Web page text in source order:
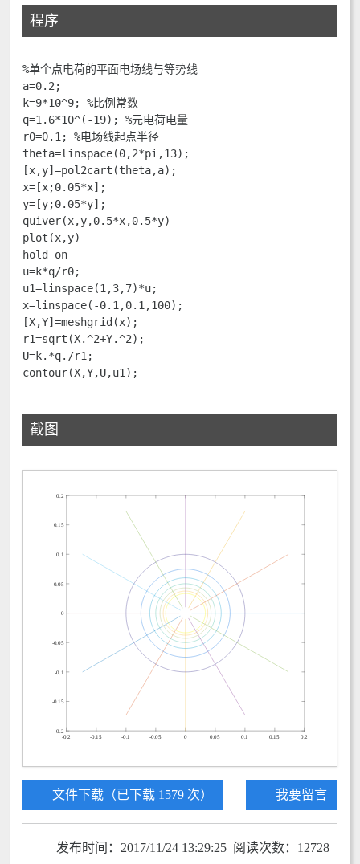
程序
%单个点电荷的平面电场线与等势线
a=0.2;
k=9*10^9; %比例常数
q=1.6*10^(-19); %元电荷电量
r0=0.1; %电场线起点半径
theta=linspace(0,2*pi,13);
[x,y]=pol2cart(theta,a);
x=[x;0.05*x];
y=[y;0.05*y];
quiver(x,y,0.5*x,0.5*y)
plot(x,y)
hold on
u=k*q/r0;
u1=linspace(1,3,7)*u;
x=linspace(-0.1,0.1,100);
[X,Y]=meshgrid(x);
r1=sqrt(X.^2+Y.^2);
U=k.*q./r1;
contour(X,Y,U,u1);
截图
文件下载（已下载 1579 次） 我要留言
发布时间：2017/11/24 13:29:25 阅读次数：12728